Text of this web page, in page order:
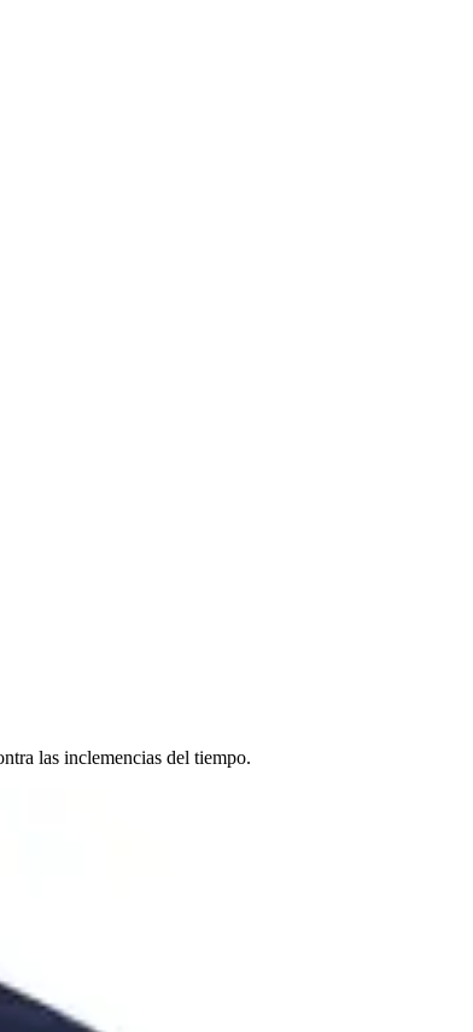
las inclemencias del tiempo.